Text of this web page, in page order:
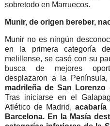
sobretodo en Marruecos.
Munir, de origen bereber,
Munir no es ningún
en la primera categoría
melillense, se casó con su
busca de mejores
desplazaron a la
madrileña de San
Tras iniciarse en el
Atlético de Madrid,
Barcelona. En la Masía